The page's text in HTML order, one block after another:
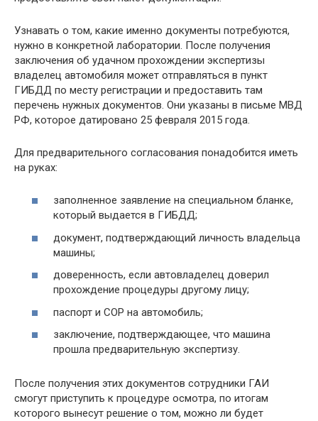
Узнавать о том, какие именно документы потребуются,
нужно в конкретной лаборатории. После получения
заключения об удачном прохождении экспертизы
владелец автомобиля может отправляться в пункт
ГИБДД по месту регистрации и предоставить там
перечень нужных документов. Они указаны в письме МВД
РФ, которое датировано 25 февраля 2015 года.
Для предварительного согласования понадобится иметь
на руках:
заполненное заявление на специальном бланке,
который выдается в ГИБДД;
документ, подтверждающий личность владельца
машины;
доверенность, если автовладелец доверил
прохождение процедуры другому лицу;
паспорт и СОР на автомобиль;
заключение, подтверждающее, что машина
прошла предварительную экспертизу.
После получения этих документов сотрудники ГАИ
смогут приступить к процедуре осмотра, по итогам
которого вынесут решение о том, можно ли будет